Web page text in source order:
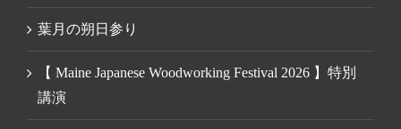
葉月の朔日参り
【 Maine Japanese Woodworking Festival 2026 】特別
講演